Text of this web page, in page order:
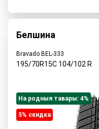
Белшина
Bravado BEL-333
195/70R15C 104/102 R
На родныя тавары: 4%
5% cкидка